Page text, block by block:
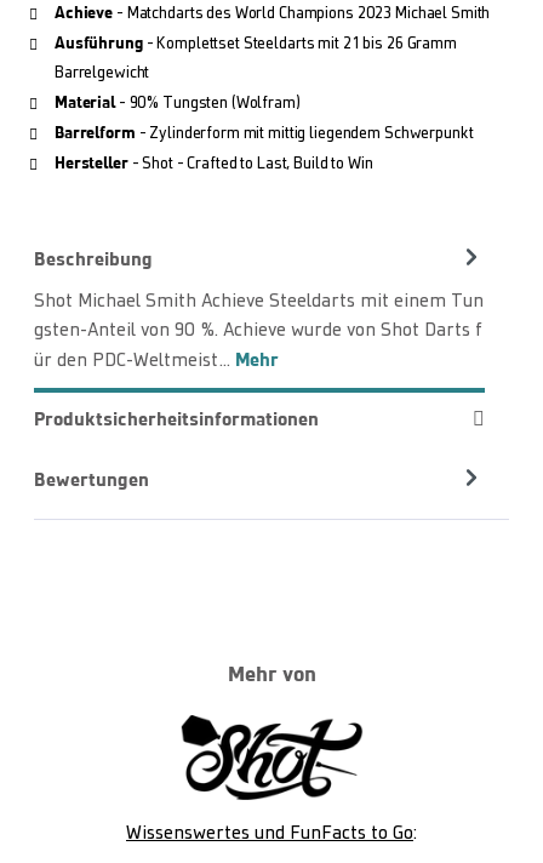
Beschreibung
Shot Michael Smith Achieve Steeldarts mit einem Tun
gsten-Anteil von 90 %. Achieve wurde von Shot Darts f
ür den PDC-Weltmeist… Mehr
Produktsicherheitsinformationen
Bewertungen
Achieve - Matchdarts des World Champions 2023 Michael Smith
Ausführung- Komplettset Steeldarts mit 21 bis 26 Gramm
Barrelgewicht
Material- 90% Tungsten (Wolfram)
Barrelform - Zylinderform mit mittig liegendem Schwerpunkt
Hersteller- Shot - Crafted to Last, Build to Win
Mehr von
Wissenswertes und FunFacts to Go: